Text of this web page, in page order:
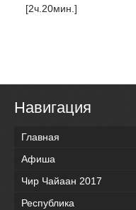
[2ч.20мин.]
Навигация
Главная
Афиша
Чир Чайаан 2017
Республика